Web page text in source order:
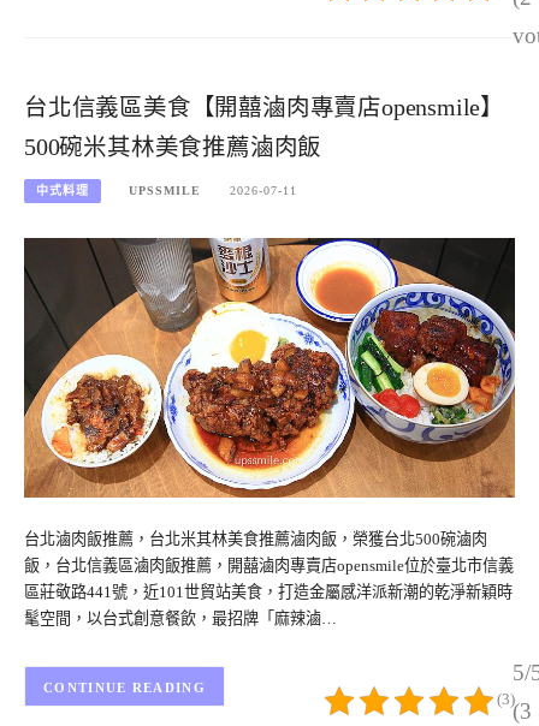
台北信義區美食【開囍滷肉專賣店opensmile】
500碗米其林美食推薦滷肉飯
中式料理 UPSSMILE 2026-07-11
台北滷肉飯推薦，台北米其林美食推薦滷肉飯，榮獲台北500碗滷肉
飯，台北信義區滷肉飯推薦，開囍滷肉專賣店opensmile位於臺北市信義
區莊敬路441號，近101世貿站美食，打造金屬感洋派新潮的乾淨新穎時
髦空間，以台式創意餐飲，最招牌「麻辣滷…
5/
(3
(3)
CONTINUE READING